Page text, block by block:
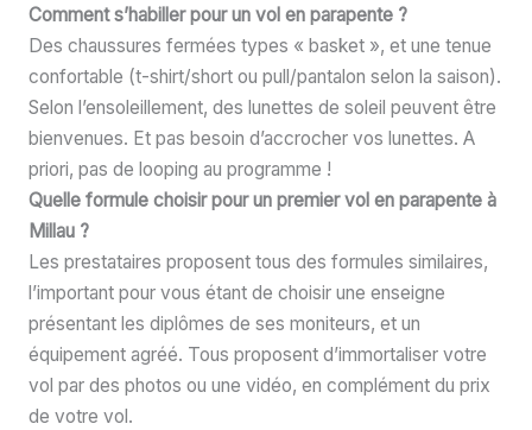
Comment s’habiller pour un vol en parapente ?
Des chaussures fermées types « basket », et une tenue
confortable (t-shirt/short ou pull/pantalon selon la saison).
Selon l’ensoleillement, des lunettes de soleil peuvent être
bienvenues. Et pas besoin d’accrocher vos lunettes. A
priori, pas de looping au programme !
Quelle formule choisir pour un premier vol en parapente à
Millau ?
Les prestataires proposent tous des formules similaires,
l’important pour vous étant de choisir une enseigne
présentant les diplômes de ses moniteurs, et un
équipement agréé. Tous proposent d’immortaliser votre
vol par des photos ou une vidéo, en complément du prix
de votre vol.